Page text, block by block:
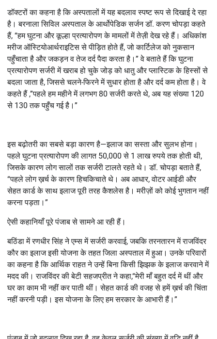
डॉक्टरों का कहना है कि अस्पतालों में यह बदलाव स्पष्ट रूप से दिखाई दे रहा
है। बरनाला सिविल अस्पताल के आर्थोपेडिक सर्जन डॉ. करण चोपड़ा कहते
हैं, “हम घुटना और कूल्हा प्रत्यारोपण के मामलों में तेज़ी देख रहे हैं। अधिकांश
मरीज ऑस्टियोआर्थराइटिस से पीड़ित होते हैं, जो कार्टिलेज को नुकसान
पहुँचाता है और जकड़न व तेज दर्द पैदा करता है।” वे बताते हैं कि घुटना
प्रत्यारोपण सर्जरी में खराब हो चुके जोड़ को धातु और प्लास्टिक के हिस्सों से
बदला जाता है, जिससे चलने-फिरने में सुधार होता है और दर्द कम होता है। वे
कहते हैं ,”पहले हम महीने में लगभग 80 सर्जरी करते थे, अब यह संख्या 120
से 130 तक पहुँच गई है।”
इस बढ़ोतरी का सबसे बड़ा कारण है—इलाज का सस्ता और सुलभ होना।
पहले घुटना प्रत्यारोपण की लागत 50,000 से 1 लाख रुपये तक होती थी,
जिसके कारण लोग सालों तक सर्जरी टालते रहते थे। डॉ. चोपड़ा बताते हैं,
“पहले लोग ख़र्च के कारण हिचकिचाते थे। अब आधार, वोटर आईडी और
सेहत कार्ड के साथ इलाज पूरी तरह कैशलेस है। मरीज़ों को कोई भुगतान नहीं
करना पड़ता।”
ऐसी कहानियाँ पूरे पंजाब से सामने आ रही हैं।
बठिंडा में रणधीर सिंह ने एम्स में सर्जरी करवाई, जबकि तरनतारन में राजविंदर
कौर का इलाज इसी योजना के तहत जिला अस्पताल में हुआ। उनके परिवारों
का कहना है कि आर्थिक राहत ने उन्हें बिना किसी झिझक के इलाज करवाने में
मदद की। राजविंदर की बेटी सहजप्रीत ने कहा,“मेरी माँ बहुत दर्द में थीं और
घर का काम भी नहीं कर पाती थीं। सेहत कार्ड की वजह से हमें ख़र्च की चिंता
नहीं करनी पड़ी। इस योजना के लिए हम सरकार के आभारी हैं।”